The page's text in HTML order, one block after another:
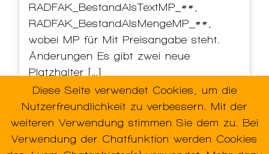
RADFAK_BestandAlsTextMP_##,
RADFAK_BestandAlsMengeMP_##,
wobei MP für Mit Preisangabe steht.
Änderungen Es gibt zwei neue
Platzhalter […]
Weiterlesen...
Diese Seite verwendet Cookies, um die
Nutzerfreundlichkeit zu verbessern. Mit der
weiteren Verwendung stimmen Sie dem zu. Bei
Verwendung der Chatfunktion werden Cookies